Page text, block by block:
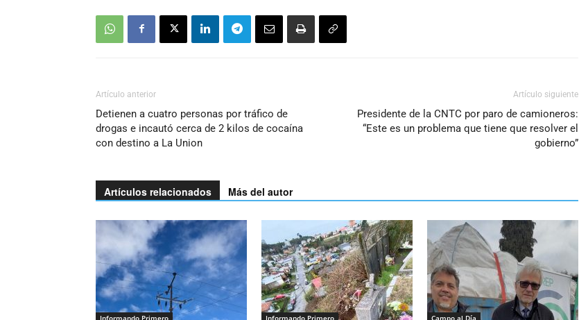
Artículo anterior
Detienen a cuatro personas por tráfico de
drogas e incautó cerca de 2 kilos de cocaína
con destino a La Union
Artículo siguiente
Presidente de la CNTC por paro de camioneros:
“Este es un problema que tiene que resolver el
gobierno”
Artículos relacionados Más del autor
Informando Primero Informando Primero Campo al Día